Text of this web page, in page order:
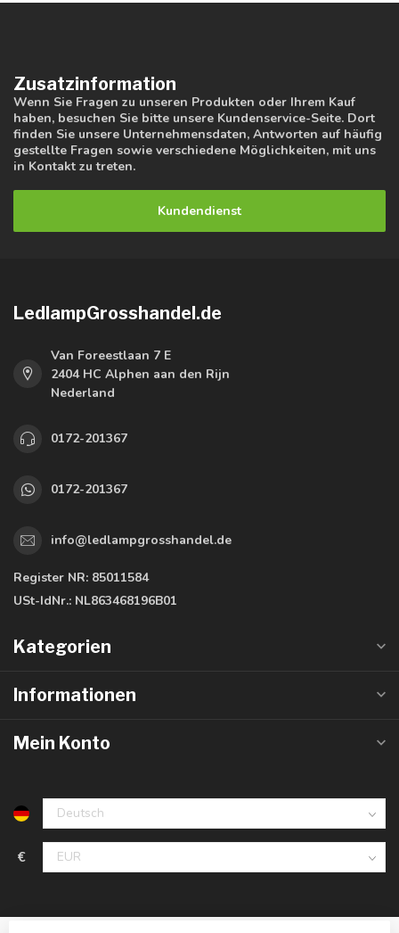
Zusatzinformation
Wenn Sie Fragen zu unseren Produkten oder Ihrem Kauf
haben, besuchen Sie bitte unsere Kundenservice-Seite. Dort
finden Sie unsere Unternehmensdaten, Antworten auf häufig
gestellte Fragen sowie verschiedene Möglichkeiten, mit uns
in Kontakt zu treten.
Kundendienst
LedlampGrosshandel.de
Van Foreestlaan 7 E
2404 HC Alphen aan den Rijn
Nederland
0172-201367
0172-201367
info@ledlampgrosshandel.de
Register NR: 85011584
USt-IdNr.: NL863468196B01
Kategorien
Informationen
Mein Konto
€